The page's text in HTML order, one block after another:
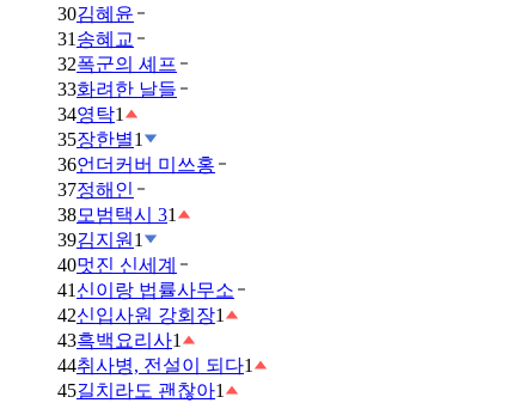
30김혜윤
31 송혜교
32폭군의 셰프
33화려한 날들
34영탁1
35장한별1
36언더커버 미쓰홍
37정해인
38모범택시 31
39김지원 1
40멋진 신세계
41 신이랑 법률사무소
42신입사원 강회장1
43흑백요리사1
44취사병, 전설이 되다1
45길치라도 괜찮아1